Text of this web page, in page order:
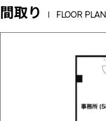
間取り FLOOR PLAN